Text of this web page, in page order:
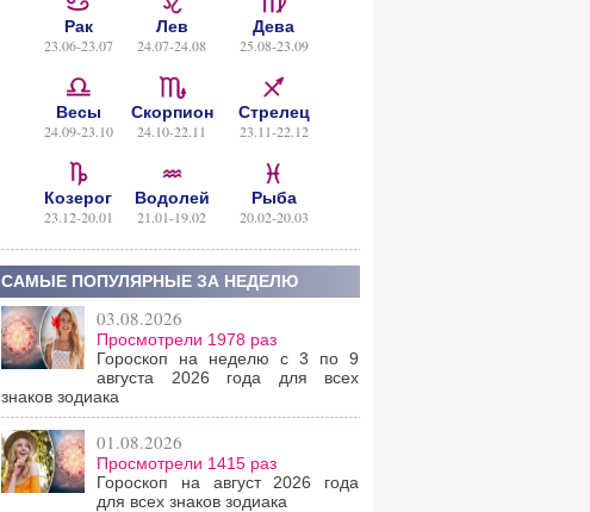
Рак
23.06-23.07
Лев
24.07-24.08
Дева
25.08-23.09
Весы
24.09-23.10
Скорпион
24.10-22.11
Стрелец
23.11-22.12
Козерог
23.12-20.01
Водолей
21.01-19.02
Рыба
20.02-20.03
САМЫЕ ПОПУЛЯРНЫЕ ЗА НЕДЕЛЮ
03.08.2026
Просмотрели 1978 раз
Гороскоп на неделю с 3 по 9
августа 2026 года для всех
знаков зодиака
01.08.2026
Просмотрели 1415 раз
Гороскоп на август 2026 года
для всех знаков зодиака